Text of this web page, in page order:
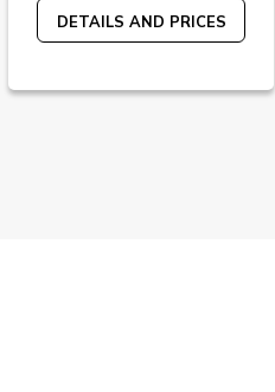
DETAILS AND PRICES